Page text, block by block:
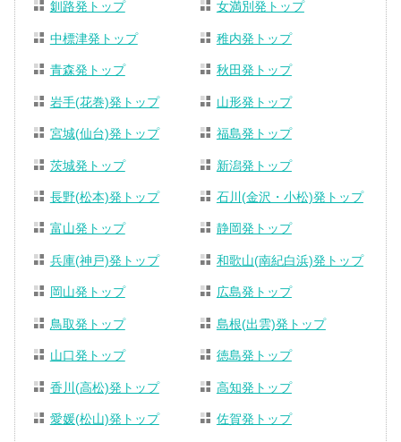
釧路発トップ 女満別発トップ
中標津発トップ 稚内発トップ
青森発トップ 秋田発トップ
岩手(花巻)発トップ 山形発トップ
宮城(仙台)発トップ 福島発トップ
茨城発トップ 新潟発トップ
長野(松本)発トップ 石川(金沢・小松)発トップ
富山発トップ 静岡発トップ
兵庫(神戸)発トップ 和歌山(南紀白浜)発トップ
岡山発トップ 広島発トップ
鳥取発トップ 島根(出雲)発トップ
山口発トップ 徳島発トップ
香川(高松)発トップ 高知発トップ
愛媛(松山)発トップ 佐賀発トップ